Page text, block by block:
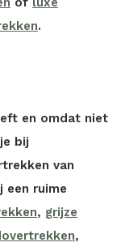
.
en omdat niet
bij
van
een ruime
, grijze
,